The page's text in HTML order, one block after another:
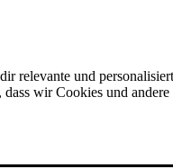
relevante und
wir Cookies und
&